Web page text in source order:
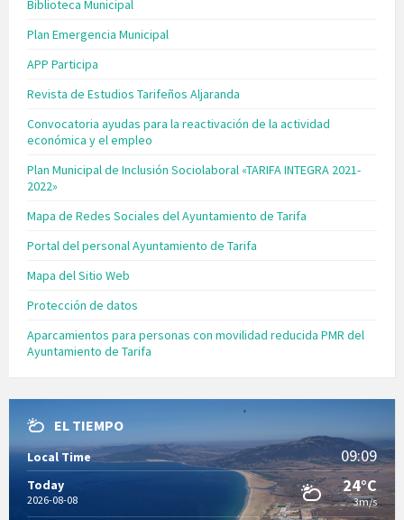
Biblioteca Municipal
Plan Emergencia Municipal
APP Participa
Revista de Estudios Tarifeños Aljaranda
Convocatoria ayudas para la reactivación de la actividad
económica y el empleo
Plan Municipal de Inclusión Sociolaboral «TARIFA INTEGRA 2021-
2022»
Mapa de Redes Sociales del Ayuntamiento de Tarifa
Portal del personal Ayuntamiento de Tarifa
Mapa del Sitio Web
Protección de datos
Aparcamientos para personas con movilidad reducida PMR del
Ayuntamiento de Tarifa
EL TIEMPO
Local Time 09:09
Today
2026-08-08
24°C
3m/s